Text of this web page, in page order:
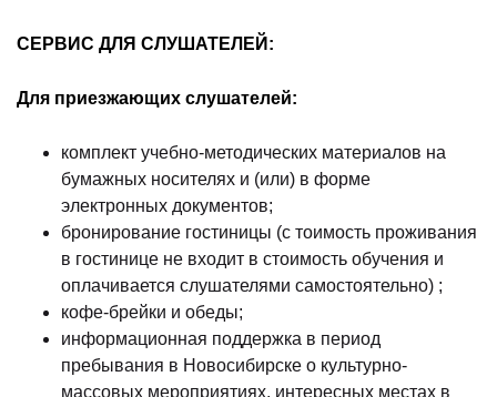
СЕРВИС ДЛЯ СЛУШАТЕЛЕЙ:
Для приезжающих слушателей:
комплект учебно-методических материалов на
бумажных носителях и (или) в форме
электронных документов;
бронирование гостиницы (с тоимость проживания
в гостинице не входит в стоимость обучения и
оплачивается слушателями самостоятельно) ;
кофе-брейки и обеды;
информационная поддержка в период
пребывания в Новосибирске о культурно-
массовых мероприятиях, интересных местах в